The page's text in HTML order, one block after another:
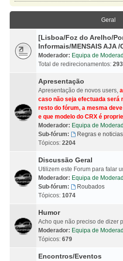
Geral
[Lisboa/Foz do Arelho/
Informais/MENSAIS AJA /
Moderador: Equipa de
Total de redirecionamentos:
Apresentação
Apresentação de novos users,
caso não seja efectuada será
resto do fórum, a mesma
e que modelo do CRX é
Moderador: Equipa de
Sub-fórum:
Regras e
Tópicos: 2204
Discussão Geral
Utilizem este Forum para falar
Moderador: Equipa de
Sub-fórum:
Roubados
Tópicos: 1074
Humor
Acho que não preciso de dizer
Moderador: Equipa de
Tópicos: 679
Encontros/Eventos